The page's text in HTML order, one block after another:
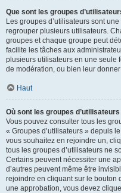
Que sont les groupes
Les groupes d’utilisateurs sont
regrouper plusieurs utilisateurs.
groupes et chaque groupe peut
facilite les tâches aux
plusieurs utilisateurs en une seule
de modération, ou bien leur
Haut
Où sont les groupes
Vous pouvez consulter tous les
« Groupes d’utilisateurs » depuis
vous souhaitez en rejoindre un,
tous les groupes d’utilisateurs ne
Certains peuvent nécessiter une
d’autres peuvent même être
rejoindre en cliquant sur le bouton
une approbation, vous devez